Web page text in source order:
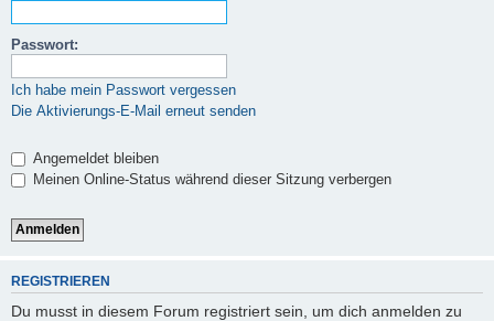
Passwort:
Ich habe mein Passwort vergessen
Die Aktivierungs-E-Mail erneut senden
Angemeldet bleiben
Meinen Online-Status während dieser Sitzung verbergen
REGISTRIEREN
Du musst in diesem Forum registriert sein, um dich anmelden zu